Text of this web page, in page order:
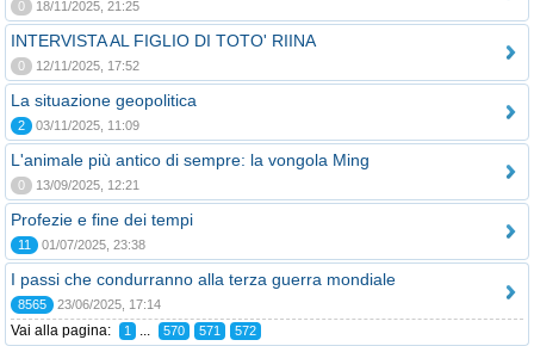
0 18/11/2025, 21:25
INTERVISTA AL FIGLIO DI TOTO' RIINA
0 12/11/2025, 17:52
La situazione geopolitica
2 03/11/2025, 11:09
L'animale più antico di sempre: la vongola Ming
0 13/09/2025, 12:21
Profezie e fine dei tempi
11 01/07/2025, 23:38
I passi che condurranno alla terza guerra mondiale
8565 23/06/2025, 17:14
Vai alla pagina: 1 ... 570 571 572